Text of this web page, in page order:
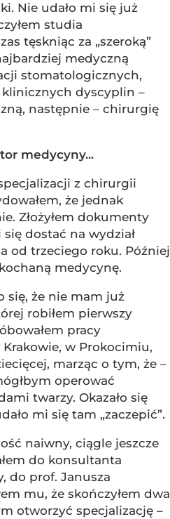
Nie udało mi się już
studia
tęskniąc za „szeroką”
medyczną
stomatologicznych,
dyscyplin –
następnie – chirurgię
medycyny...
z chirurgii
że jednak
Złożyłem dokumenty
dostać na wydział
od trzeciego roku. Później
medycynę.
się, że nie mam już
robiłem pierwszy
pracy
w Prokocimiu,
marząc o tym, że –
operować
twarzy. Okazało się
mi się tam „zaczepić”.
naiwny, ciągle jeszcze
do konsultanta
do prof. Janusza
mu, że skończyłem dwa
otworzyć specjalizację –